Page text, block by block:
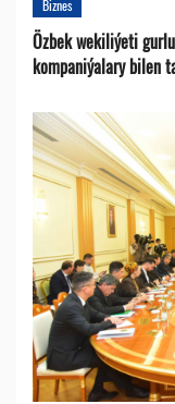
Biznes
Özbek wekiliýeti
kompaniýalary bilen